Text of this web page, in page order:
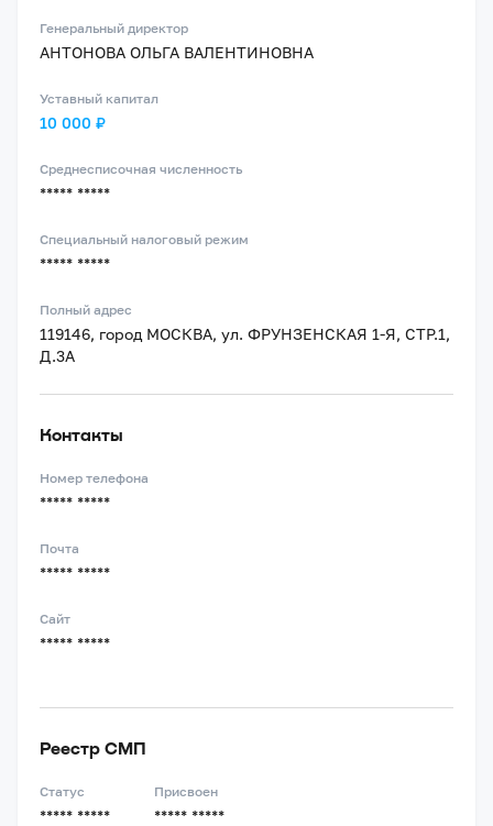
Генеральный директор
АНТОНОВА ОЛЬГА ВАЛЕНТИНОВНА
Уставный капитал
10 000 ₽
Среднесписочная численность
***** *****
Специальный налоговый режим
***** *****
Полный адрес
119146, город МОСКВА, ул. ФРУНЗЕНСКАЯ 1-Я, СТР.1,
Д.3А
Контакты
Номер телефона
***** *****
Почта
***** *****
Сайт
***** *****
Реестр СМП
Статус
***** *****
Присвоен
***** *****